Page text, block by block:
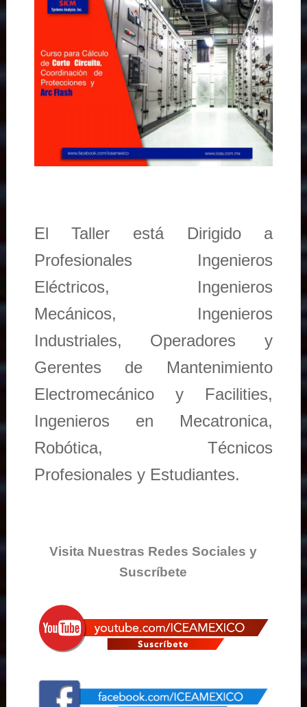
El Taller está Dirigido a
Profesionales Ingenieros
Eléctricos, Ingenieros
Mecánicos, Ingenieros
Industriales, Operadores y
Gerentes de Mantenimiento
Electromecánico y Facilities,
Ingenieros en Mecatronica,
Robótica, Técnicos
Profesionales y Estudiantes.
Visita Nuestras Redes Sociales y
Suscríbete